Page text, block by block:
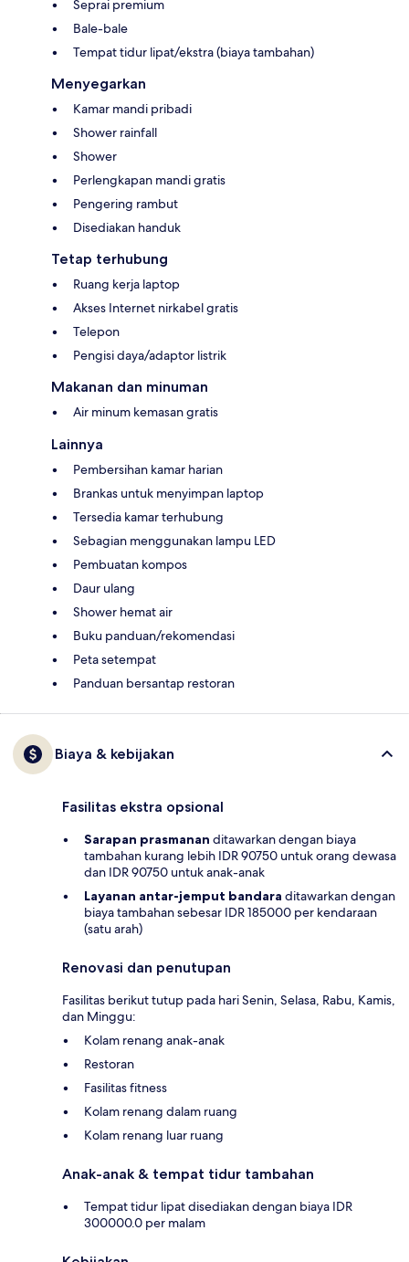
Seprai premium
Bale-bale
Tempat tidur lipat/ekstra (biaya tambahan)
Menyegarkan
Kamar mandi pribadi
Shower rainfall
Shower
Perlengkapan mandi gratis
Pengering rambut
Disediakan handuk
Tetap terhubung
Ruang kerja laptop
Akses Internet nirkabel gratis
Telepon
Pengisi daya/adaptor listrik
Makanan dan minuman
Air minum kemasan gratis
Lainnya
Pembersihan kamar harian
Brankas untuk menyimpan laptop
Tersedia kamar terhubung
Sebagian menggunakan lampu LED
Pembuatan kompos
Daur ulang
Shower hemat air
Buku panduan/rekomendasi
Peta setempat
Panduan bersantap restoran
Biaya & kebijakan
Fasilitas ekstra opsional
Sarapan prasmanan ditawarkan dengan biaya
tambahan kurang lebih IDR 90750 untuk orang dewasa
dan IDR 90750 untuk anak-anak
Layanan antar-jemput bandara ditawarkan dengan
biaya tambahan sebesar IDR 185000 per kendaraan
(satu arah)
Renovasi dan penutupan
Fasilitas berikut tutup pada hari Senin, Selasa, Rabu, Kamis,
dan Minggu:
Kolam renang anak-anak
Restoran
Fasilitas fitness
Kolam renang dalam ruang
Kolam renang luar ruang
Anak-anak & tempat tidur tambahan
Tempat tidur lipat disediakan dengan biaya IDR
300000.0 per malam